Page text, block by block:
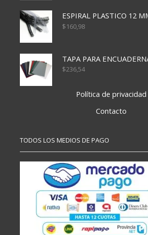
$160,98
$236,54
Política de privacidad
Contacto
TODOS LOS MEDIOS DE PAGO